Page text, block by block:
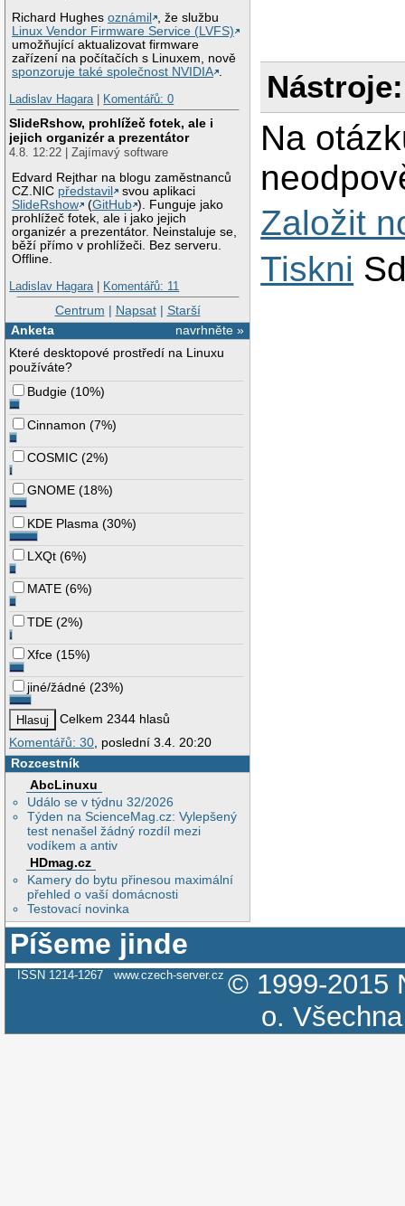
Richard Hughesoznámil
, že službu
Linux Vendor Firmware Service (LVFS)
umožňující aktualizovat firmware
zařízení na počítačích s Linuxem, nově
sponzoruje také společnost NVIDIA .
Ladislav Hagara| Komentářů: 0
SlideRshow, prohlížeč fotek, ale i
jejich organizér a prezentátor
4.8. 12:22 | Zajímavý software
Edvard Rejthar na blogu zaměstnanců
CZ.NIC představil
svou aplikaci
SlideRshow
(GitHub ). Funguje jako
prohlížeč fotek, ale i jako jejich
organizér a prezentátor. Neinstaluje se,
běží přímo v prohlížeči. Bez serveru.
Offline.
Ladislav Hagara| Komentářů: 11
Centrum | Napsat| Starší
navrhněte »
Anketa
Které desktopové prostředí na Linuxu
používáte?
Budgie (10%)
Cinnamon (7%)
COSMIC (2%)
GNOME (18%)
KDE Plasma (30%)
LXQt (6%)
MATE (6%)
TDE (2%)
Xfce (15%)
jiné/žádné (23%)
Celkem 2344 hlasů
Komentářů: 30 , poslední 3.4. 20:20
Rozcestník
AbcLinuxu
Událo se v týdnu 32/2026
Týden na ScienceMag.cz: Vylepšený
test nenašel žádný rozdíl mezi
vodíkem a antiv
HDmag.cz
Kamery do bytu přinesou maximální
přehled o vaší domácnosti
Testovací novinka
Nástroje:
Na
Založit
Tiskni
Píšeme jinde
ISSN 1214-1267 www.czech-server.cz © 1999-2015
o.